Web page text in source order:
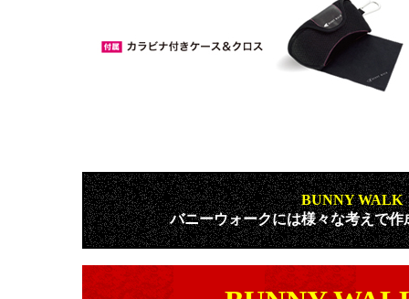
BUNNY WALK
バニーウォークには様々な考えで